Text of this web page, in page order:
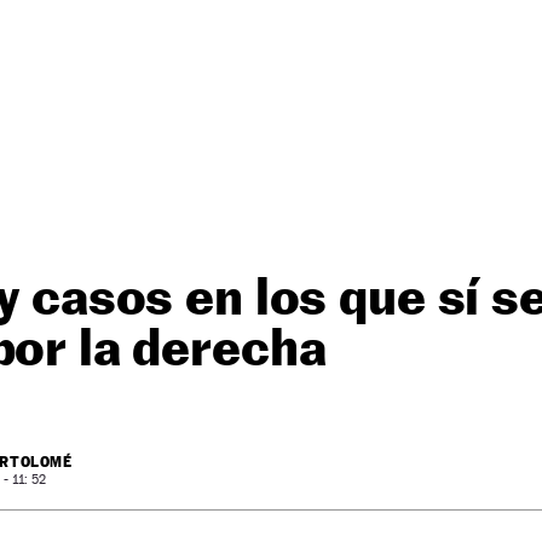
casos en los que sí
la derecha
- 11: 52